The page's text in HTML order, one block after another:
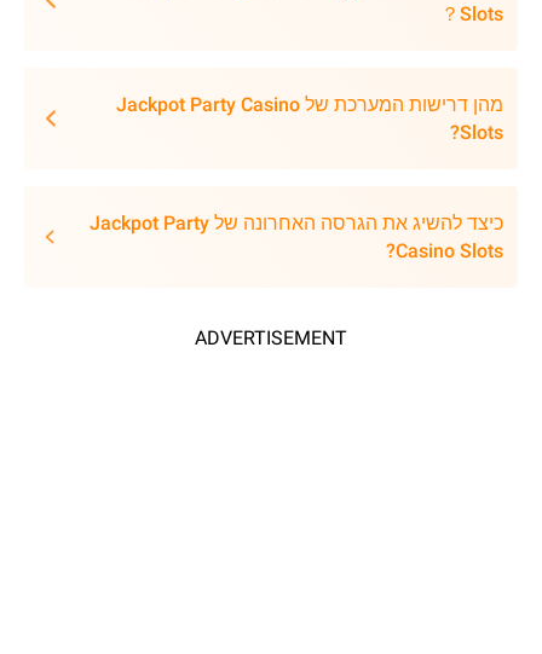
Slots？
מהן דרישות המערכת של Jackpot Party Casino
Slots?
כיצד להשיג את הגרסה האחרונה של Jackpot Party
Casino Slots?
ADVERTISEMENT